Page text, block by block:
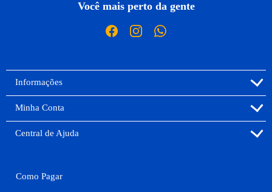
Você mais perto da gente
Informações
Minha Conta
Central de Ajuda
Como Pagar